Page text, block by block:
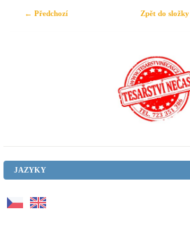
← Předchozí Zpět do složky
JAZYKY